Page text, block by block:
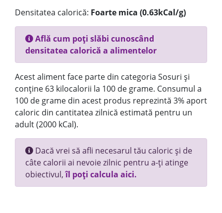
Densitatea calorică: Foarte mica (0.63kCal/g)
Află cum poți slăbi cunoscând
densitatea calorică a alimentelor
Acest aliment face parte din categoria Sosuri și
conține 63 kilocalorii la 100 de grame. Consumul a
100 de grame din acest produs reprezintă 3% aport
caloric din cantitatea zilnică estimată pentru un
adult (2000 kCal).
Dacă vrei să afli necesarul tău caloric și de
câte calorii ai nevoie zilnic pentru a-ți atinge
obiectivul,îl poți calcula aici.